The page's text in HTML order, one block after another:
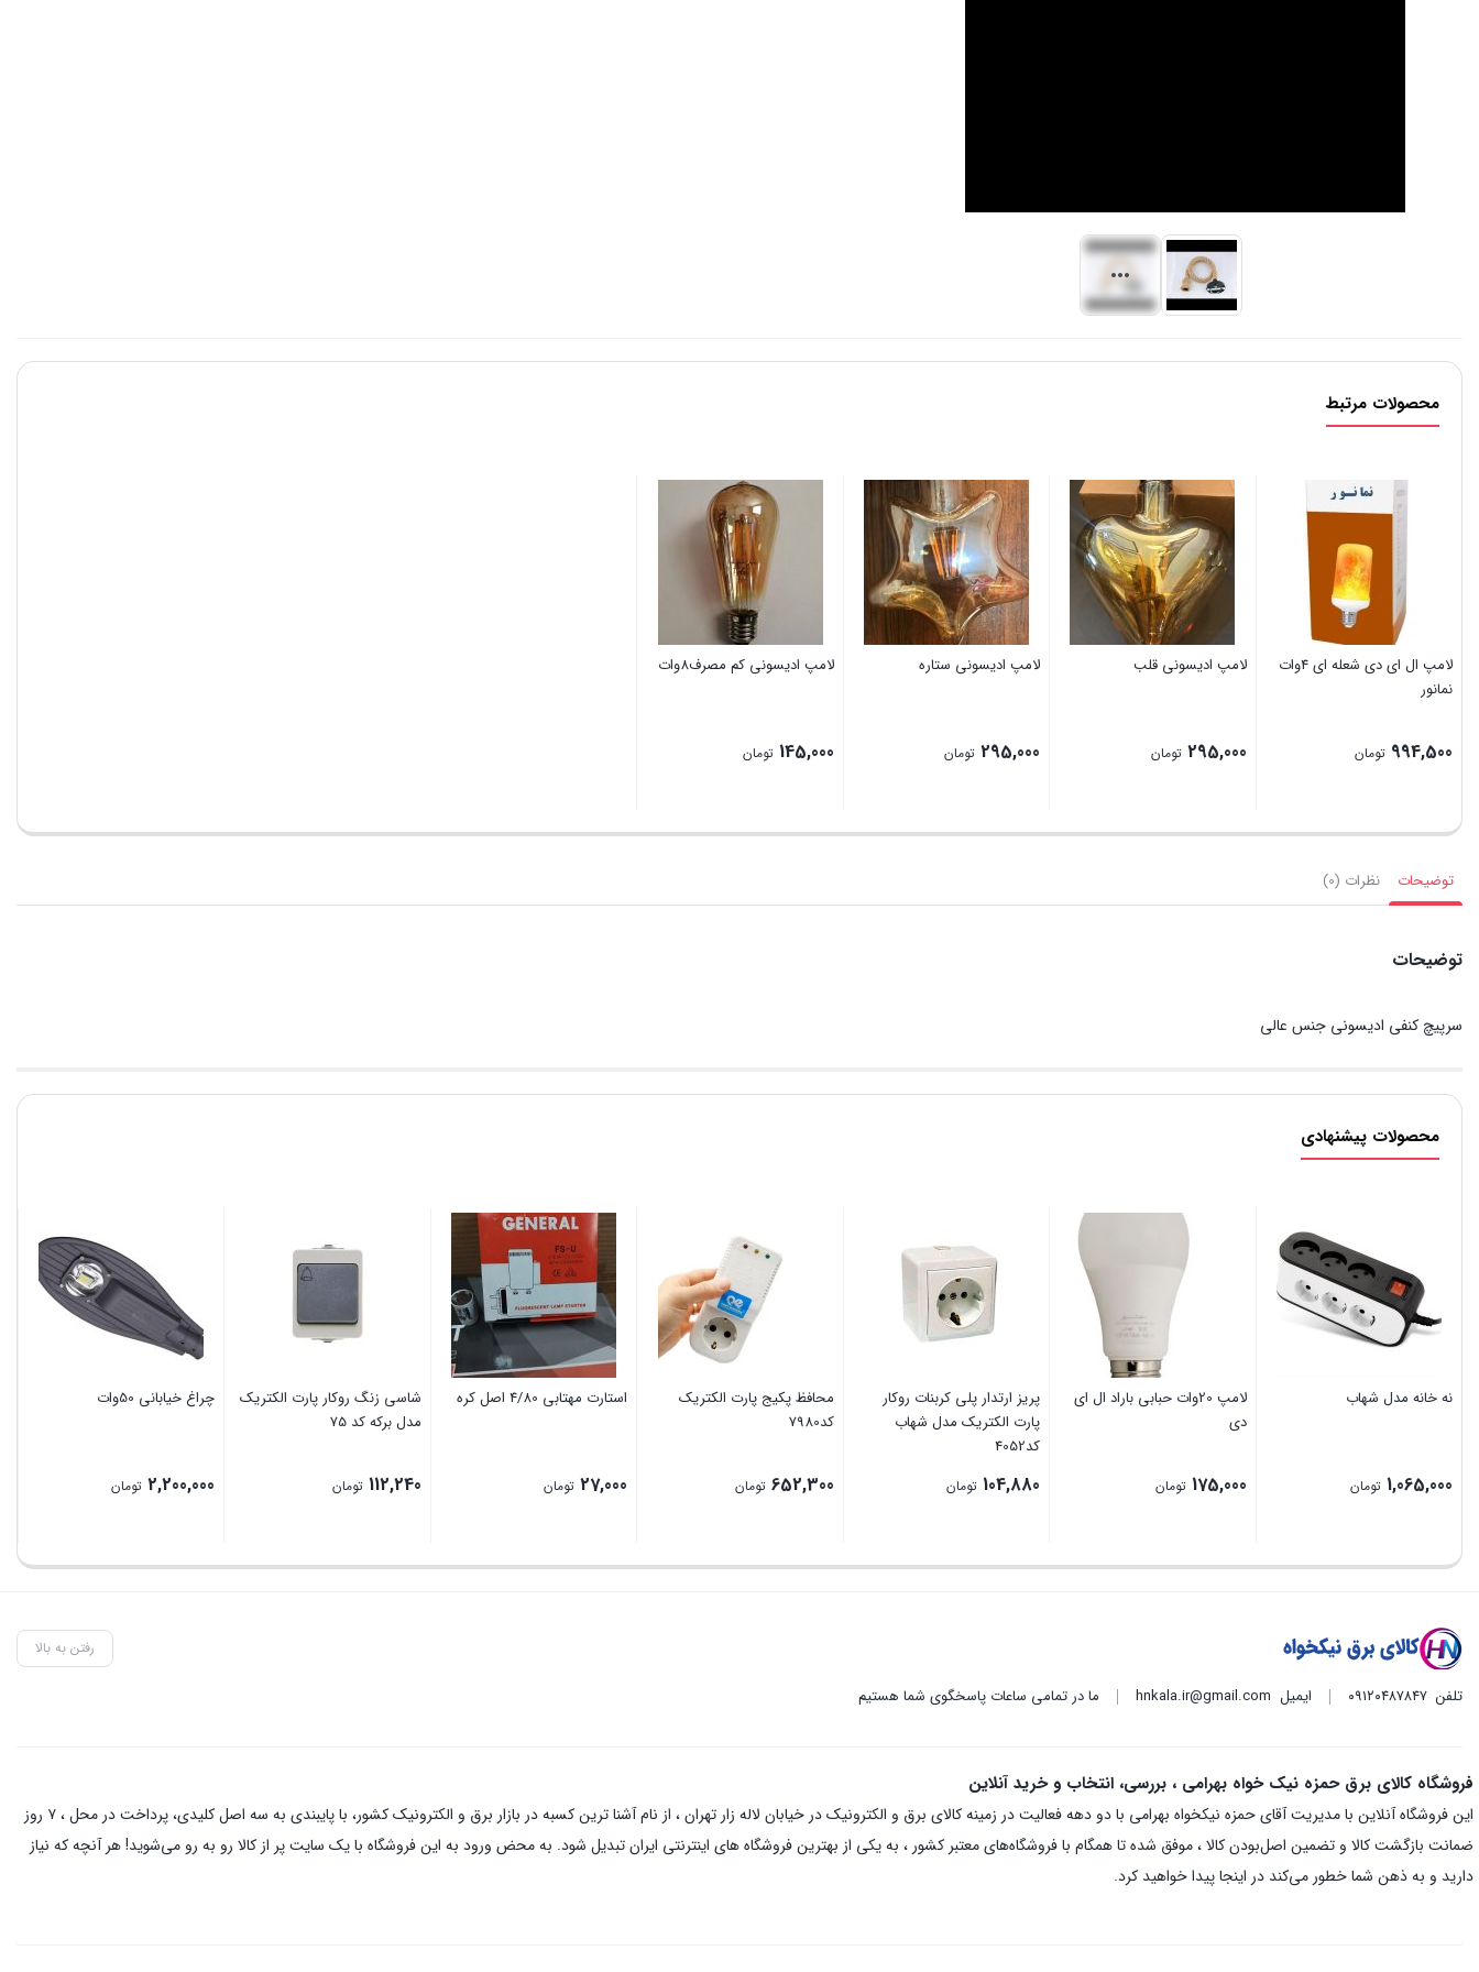
محصولات مرتبط
لامپ ال ای دی شعله ای 4وات
نمانور
994,500 تومان
لامپ ادیسونی قلب
295,000 تومان
لامپ ادیسونی ستاره
295,000 تومان
لامپ ادیسونی کم مصرف8وات
145,000 تومان
توضیحات نظرات (0)
توضیحات
سرپیچ کنفی ادیسونی جنس عالی
محصولات پیشنهادی
نه خانه مدل شهاب
1,065,000 تومان
لامپ 20وات حبابی باراد ال ای
دی
175,000 تومان
پریز ارتدار پلی کربنات روکار
پارت الکتریک مدل شهاب
کد4052
104,880 تومان
محافظ پکیج پارت الکتریک
کد7980
652,300 تومان
استارت مهتابی 4/80 اصل کره
27,000 تومان
شاسی زنگ روکار پارت الکتریک
مدل برکه کد 75
112,240 تومان
چراغ خیابانی 50وات
2,200,000 تومان
رفتن به بالا
تلفن ۰۹۱۲۰۴۸۷۸۴۷ ایمیل hnkala.ir@gmail.com ما در تمامی ساعات پاسخگوی شما هستیم
فروشگاه کالای برق حمزه نیک خواه بهرامی ، بررسی، انتخاب و خرید آنلاین
این فروشگاه آنلاین با مدیریت آقای حمزه نیکخواه بهرامی با دو دهه فعالیت در زمینه کالای برق و الکترونیک در خیابان لاله زار تهران ، از نام آشنا ترین کسبه در بازار برق و الکترونیک کشور، با پایبندی به سه اصل کلیدی، پرداخت در محل ، ۷ روز
ضمانت بازگشت کالا و تضمین اصل‌بودن کالا ، موفق شده تا همگام با فروشگاه‌های معتبر کشور ، به یکی از بهترین فروشگاه های اینترنتی ایران تبدیل شود. به محض ورود به این فروشگاه با یک سایت پر از کالا رو به رو می‌شوید! هر آنچه که نیاز
دارید و به ذهن شما خطور می‌کند در اینجا پیدا خواهید کرد.